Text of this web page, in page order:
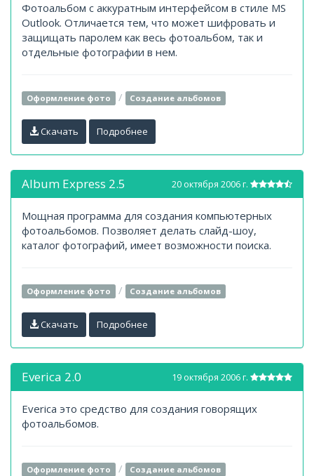
Фотоальбом с аккуратным интерфейсом в стиле MS
Outlook. Отличается тем, что может шифровать и
защищать паролем как весь фотоальбом, так и
отдельные фотографии в нем.
Оформление фото / Создание альбомов
Скачать Подробнее
20 октября 2006 г.
Album Express 2.5
Мощная программа для создания компьютерных
фотоальбомов. Позволяет делать слайд-шоу,
каталог фотографий, имеет возможности поиска.
Оформление фото / Создание альбомов
Скачать Подробнее
19 октября 2006 г.
Everica 2.0
Everica это средство для создания говорящих
фотоальбомов.
Оформление фото / Создание альбомов